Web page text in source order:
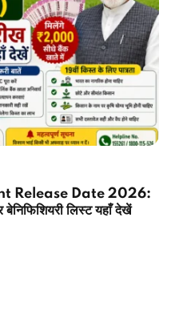
Release Date 2026:
लिस्ट यहाँ देखें